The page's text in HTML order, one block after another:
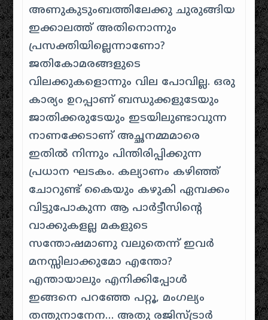
അണുകുടുംബത്തിലേക്കു ചുരുങ്ങിയ
ഇക്കാലത്ത് അതിനൊന്നും
പ്രസക്തിയില്ലെന്നാണോ?
ജതികോമരങ്ങളുടെ
വിലക്കുകളൊന്നും വില പോവില്ല. ഒരു
കാര്യം ഉറപ്പാണ്‌ ബന്ധുക്കളുടേയും
ജാതിക്കരുടേയും ഇടയിലുണ്ടാവുന്ന
നാണക്കേടാണ്‌ അച്ഛനമ്മമാരെ
ഇതില്‍ നിന്നും പിന്തിരിപ്പിക്കുന്ന
പ്രധാന ഘടകം. കല്യാണം കഴിഞ്ഞ്
ചോറുണ്ട് കൈയും കഴുകി ഏമ്പക്കം
വിട്ടുപോകുന്ന ആ പാര്‍ട്ടീസിന്റെ
വാക്കുകളല്ല മകളുടെ
സന്തോഷമാണു വലുതെന്ന് ഇവര്‍
മനസ്സിലാക്കുമോ എന്തോ?
എന്തായാലും എനിക്കിപ്പോള്‍
ഇങ്ങനെ പറഞ്ഞേ പറ്റൂ, മംഗല്യം
തന്തുനാനേന… അതു രജിസ്‌ട്രാര്‍